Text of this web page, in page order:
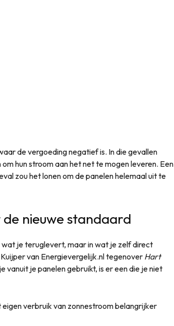
de vergoeding negatief is. In die gevallen
hun stroom aan het net te mogen leveren. Een
zou het lonen om de panelen helemaal uit te
nieuwe standaard
je teruglevert, maar in wat je zelf direct
van Energievergelijk.nl tegenover Hart
vanuit je panelen gebruikt, is er een die je niet
verbruik van zonnestroom belangrijker